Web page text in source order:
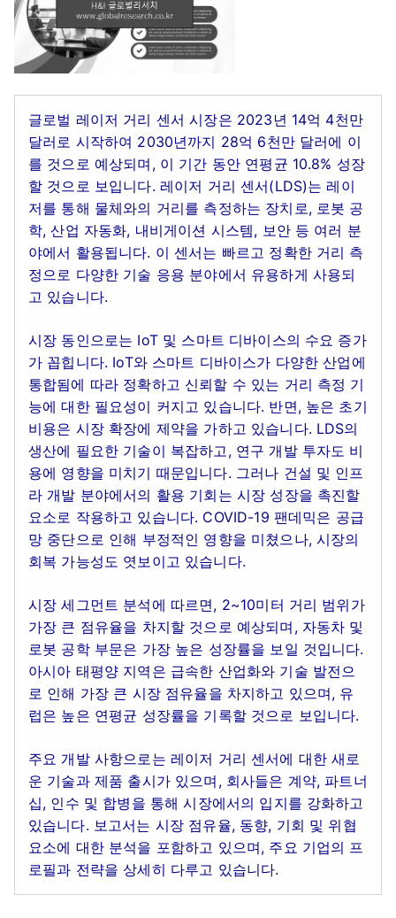
글로벌 레이저 거리 센서 시장은 2023년 14억 4천만
달러로 시작하여 2030년까지 28억 6천만 달러에 이
를 것으로 예상되며, 이 기간 동안 연평균 10.8% 성장
할 것으로 보입니다. 레이저 거리 센서(LDS)는 레이
저를 통해 물체와의 거리를 측정하는 장치로, 로봇 공
학, 산업 자동화, 내비게이션 시스템, 보안 등 여러 분
야에서 활용됩니다. 이 센서는 빠르고 정확한 거리 측
정으로 다양한 기술 응용 분야에서 유용하게 사용되
고 있습니다.
시장 동인으로는 IoT 및 스마트 디바이스의 수요 증가
가 꼽힙니다. IoT와 스마트 디바이스가 다양한 산업에
통합됨에 따라 정확하고 신뢰할 수 있는 거리 측정 기
능에 대한 필요성이 커지고 있습니다. 반면, 높은 초기
비용은 시장 확장에 제약을 가하고 있습니다. LDS의
생산에 필요한 기술이 복잡하고, 연구 개발 투자도 비
용에 영향을 미치기 때문입니다. 그러나 건설 및 인프
라 개발 분야에서의 활용 기회는 시장 성장을 촉진할
요소로 작용하고 있습니다. COVID-19 팬데믹은 공급
망 중단으로 인해 부정적인 영향을 미쳤으나, 시장의
회복 가능성도 엿보이고 있습니다.
시장 세그먼트 분석에 따르면, 2~10미터 거리 범위가
가장 큰 점유율을 차지할 것으로 예상되며, 자동차 및
로봇 공학 부문은 가장 높은 성장률을 보일 것입니다.
아시아 태평양 지역은 급속한 산업화와 기술 발전으
로 인해 가장 큰 시장 점유율을 차지하고 있으며, 유
럽은 높은 연평균 성장률을 기록할 것으로 보입니다.
주요 개발 사항으로는 레이저 거리 센서에 대한 새로
운 기술과 제품 출시가 있으며, 회사들은 계약, 파트너
십, 인수 및 합병을 통해 시장에서의 입지를 강화하고
있습니다. 보고서는 시장 점유율, 동향, 기회 및 위협
요소에 대한 분석을 포함하고 있으며, 주요 기업의 프
로필과 전략을 상세히 다루고 있습니다.